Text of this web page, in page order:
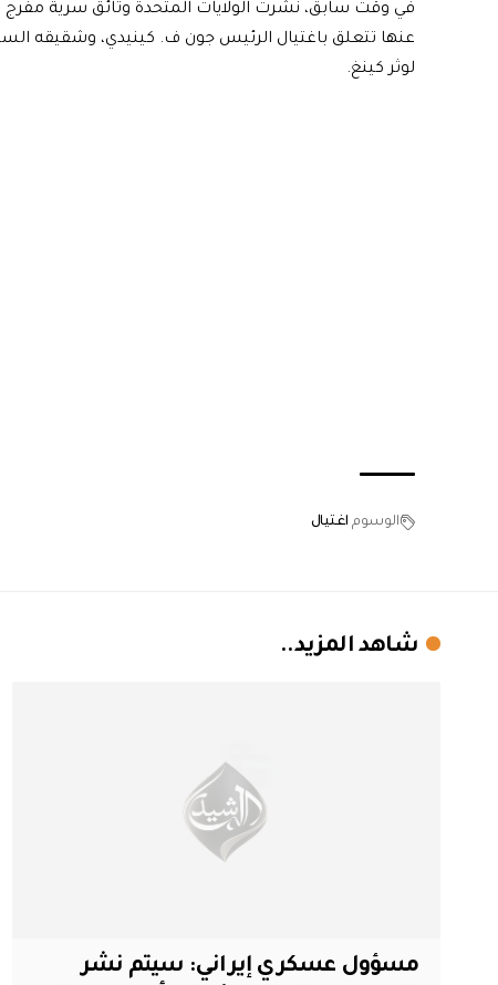
في وقت سابق، نشرت الولايات المتحدة وثائق سرية مفرج
عنها تتعلق باغتيال الرئيس جون ف. كينيدي، وشقيقه
لوثر كينغ.
الوسوم اغتيال
شاهد المزيد..
مسؤول عسكري إيراني: سيتم نشر